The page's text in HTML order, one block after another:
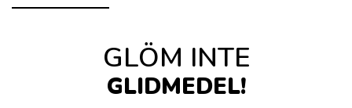
GLÖM INTE
GLIDMEDEL!